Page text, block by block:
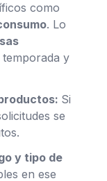
como
. Lo
temporada y
Si
se
y tipo de
en ese